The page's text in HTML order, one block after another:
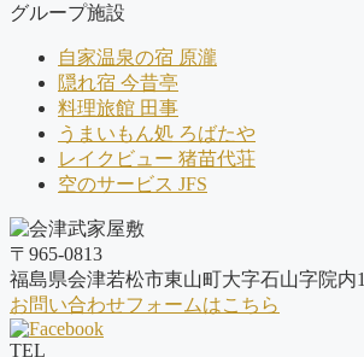
グループ施設
自家温泉の宿 原瀧
隠れ宿 今昔亭
料理旅館 田事
うまいもん処 ろばたや
レイクビュー 猪苗代荘
空のサービス JFS
〒965-0813
福島県会津若松市東山町大字石山字院内1
お問い合わせフォームはこちら
TEL